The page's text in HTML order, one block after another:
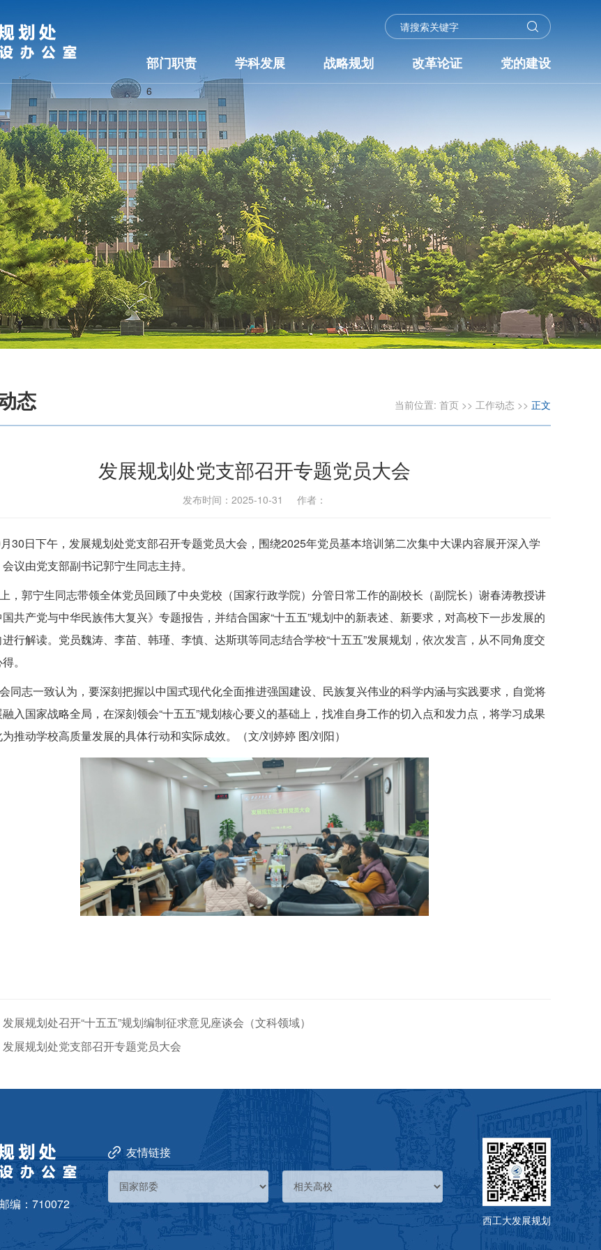
部门职责 学科发展 战略规划 改革论证 党的建设
6
态 当前位置: 首页 >> 工作动态 >> 正文
发展规划处党支部召开专题党员大会
发布时间：2025-10-31 作者：
30日下午，发展规划处党支部召开专题党员大会，围绕2025年党员基本培训第二次集中大课内容展开深入学
议由党支部副书记郭宁生同志主持。
，郭宁生同志带领全体党员回顾了中央党校（国家行政学院）分管日常工作的副校长（副院长）谢春涛教授讲
共产党与中华民族伟大复兴》专题报告，并结合国家“十五五”规划中的新表述、新要求，对高校下一步发展的
行解读。党员魏涛、李苗、韩瑾、李慎、达斯琪等同志结合学校“十五五”发展规划，依次发言，从不同角度交
。
同志一致认为，要深刻把握以中国式现代化全面推进强国建设、民族复兴伟业的科学内涵与实践要求，自觉将
入国家战略全局，在深刻领会“十五五”规划核心要义的基础上，找准自身工作的切入点和发力点，将学习成果
推动学校高质量发展的具体行动和实际成效。（文/刘婷婷 图/刘阳）
发展规划处召开“十五五”规划编制征求意见座谈会（文科领域）
展规划处党支部召开专题党员大会
西工大发展规划
编：710072
友情链接